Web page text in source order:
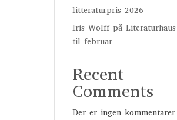
litteraturpris 2026
Iris Wolff på Literaturhaus
til februar
Recent
Comments
Der er ingen